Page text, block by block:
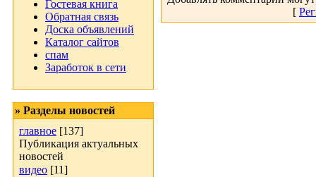
Гостевая книга
Обратная связь
Доска объявлений
Каталог сайтов
спам
Заработок в сети
» Разделы новостей
главное [137]
Публикация актуальных
новостей
видео [11]
[